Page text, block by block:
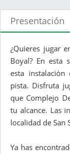
Presentación
¿Quieres jugar
Boyal? En esta
esta
pista. Disfruta
que Complejo
tu alcance. Las
localidad de San
Ya has